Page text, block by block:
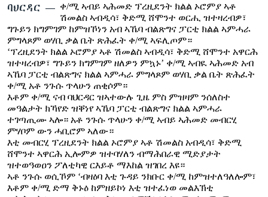
ባህርዳር — ቀ/ሚ ኣብይ ኣሕመድ ፕረዚደንት ክልል ኦሮምያ ኣቶ
ሽመልስ ኣብዲሳ፣ ቅድሚ ሸሞንተ ወርሒ ዝተዛረብዎ፣
ግጉይን ክግምገም ከምዝኾነን አብ ኣኼባ ብልጽግና ፓርቲ ክልል ኣምሓራ
ምግላጾም ወሃቢ ቃል ቤት ጽሕፈት ቀ/ሚ ኣፍሊጦም።
‘ፕረዚደንት ክልል ኦሮምያ ኣቶ ሽመልስ ኣብዲሳ፣ ቅድሚ ሸሞንተ አዋርሕ
ዝተዛረብዎ፣ ግጉይን ክግምገም ዘለዎን ምኳኑ’ ቀ/ሚ ኣብዪ ኣሕመድ አብ
ኣኼባ ፓርቲ ብልጽግና ክልል ኣምሓራ ምግላጾም ወሃቢ ቃል ቤት ጽሕፈት
ቀ/ሚ አቶ ንጉሱ ጥላሁን ጠቂሶም።
እቶም ቀ/ሚ ናብ ባህርዳር ዝኣተውሉ ጊዜ ምስ ምዝዛም ንሰለስተ
መዓልታት ክኻየድ ዝቐነየ ኣኼባ ፓርቲ ብልጽግና ክልል ኣምሓራ
ተገጣጢሙ ኣሎ። አቶ ንጉሱ ጥላሁን ቀ/ሚ ኣብይ ኣሕመድ መብርሂ
ምሃቦም ውን ሓቢሮም ኣለው።
እቲ መብርሂ ፕረዚደንት ክልል ኦሮምያ ኣቶ ሽመልስ አብዲሳ፣ ቅድሚ
ሸሞንተ ኣዋርሕ ኢሎምዎ ዝተባሃለን ብማሕበራዊ ሚድያታት
ዝተወዓወዐን ፖለቲካዊ ርእይቶ ማእከል ዝገበረ እዩ።
ኣቶ ንጉሱ ወሲኾም ‘ብዛዕባ እቲ ጉዳይ ንክቡር ቀ/ሚ ከምዝተለዓለሎም፣
እቶም ቀ/ሚ ድማ ቅኑዕ ከምዘይኮነ እቲ ዝተፈነወ መልእኽቲ